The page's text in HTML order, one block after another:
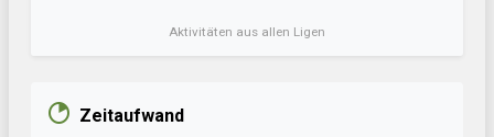
Aktivitäten aus allen Ligen
Zeitaufwand